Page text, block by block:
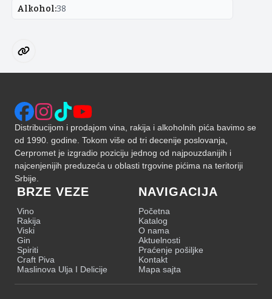
Alkohol:38
Distribucijom i prodajom vina, rakija i alkoholnih pića bavimo se
od 1990. godine. Tokom više od tri decenije poslovanja,
Cerpromet je izgradio poziciju jednog od najpouzdanijih i
najcenjenijih preduzeća u oblasti trgovine pićima na teritoriji
Srbije.
BRZE VEZE
Vino
Rakija
Viski
Gin
Spiriti
Craft Piva
Maslinova Ulja I Delicije
NAVIGACIJA
Početna
Katalog
O nama
Aktuelnosti
Praćenje pošiljke
Kontakt
Mapa sajta